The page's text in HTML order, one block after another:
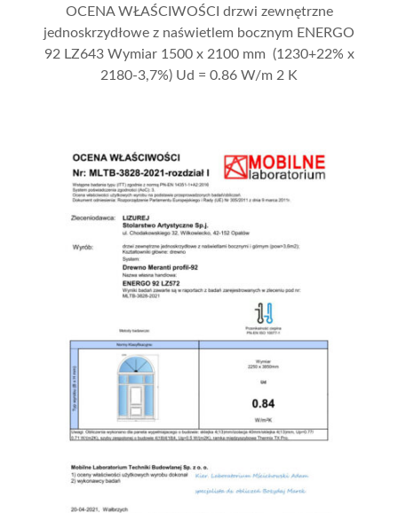
OCENA WŁAŚCIWOŚCI drzwi zewnętrzne
jednoskrzydłowe z naświetlem bocznym ENERGO
92 LZ643 Wymiar 1500 x 2100 mm (1230+22% x
2180-3,7%) Ud = 0.86 W/m 2 K